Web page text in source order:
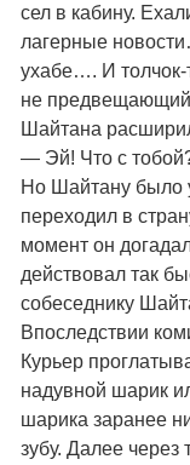
сел в кабину.
лагерные
ухабе…. И
не
Шайтана
— Эй! Что с
Но Шайтану было
переходил в
момент он
действовал так
собеседнику
Впоследствии
Курьер
надувной шарик
шарика заранее
зубу. Далее через